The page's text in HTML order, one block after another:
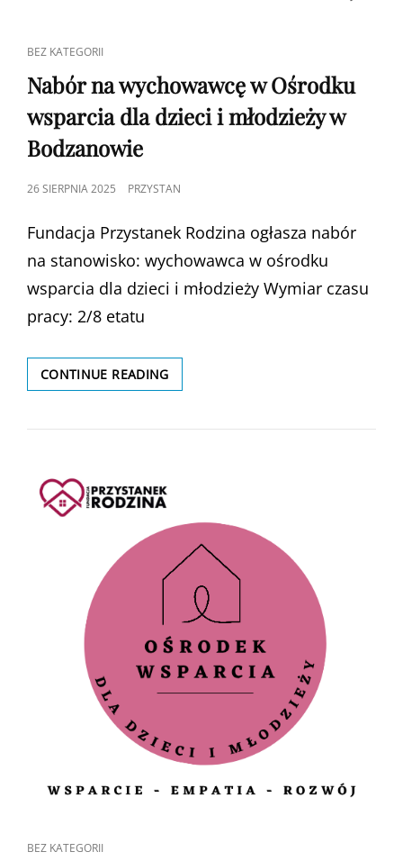
CAT
LINKS
BEZ KATEGORII
Nabór na wychowawcę w Ośrodku
wsparcia dla dzieci i młodzieży w
Bodzanowie
POSTED
26 SIERPNIA 2025 PRZYSTAN
Fundacja Przystanek Rodzina ogłasza nabór
na stanowisko: wychowawca w ośrodku
wsparcia dla dzieci i młodzieży Wymiar czasu
pracy: 2/8 etatu
CONTINUE READINGNABÓR
NA
W
I
MŁODZIEŻY
W
BODZANOWIE
CAT
BEZ KATEGORII